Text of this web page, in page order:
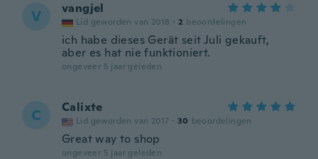
V vangjel
Lid geworden van 2018 · 2 beoordelingen
ich habe dieses Gerät seit Juli gekauft,
aber es hat nie funktioniert.
ongeveer 5 jaar geleden
C Calixte
Lid geworden van 2017 · 30 beoordelingen
Great way to shop
ongeveer 5 jaar geleden